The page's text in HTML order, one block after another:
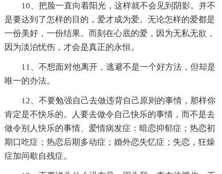
10、把脸一直向着阳光，这样就不会见到阴影。并不
是要达到了怎样的目的，爱才成为爱。无论怎样的爱都是
一份美好，一份结果。而刻在心底的爱，因为无私无欲，
因为淡泊忧伤，才会是真正的永恒。
11、不想面对他离开，逃避不是一个好方法，但却是
唯一的办法。
12、不要勉强自己去做违背自己原则的事情，那样你
肯定是不快乐的。人要去做令自己快乐的事情，而不是去
做令别人快乐的事情、爱情病发症：暗恋抑郁症；热恋初
期口吃症；热恋后期多动症；婚外恋失忆症；失恋，狂燥
症加间歇自残症。